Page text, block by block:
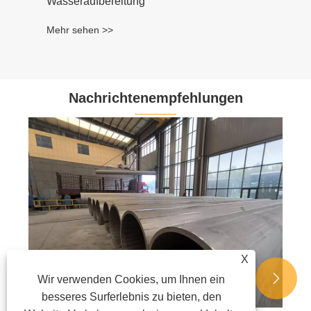
Nachrichtenempfehlungen
Was ist ein geschweißtes
Kohlenstoffstahlrohr mit kleinem
Durchmesser und warum wird es häufig in
industriellen Anwendungen verwendet?
Mehr sehen >>
 
X
Wir verwenden Cookies, um Ihnen ein
besseres Surferlebnis zu bieten, den